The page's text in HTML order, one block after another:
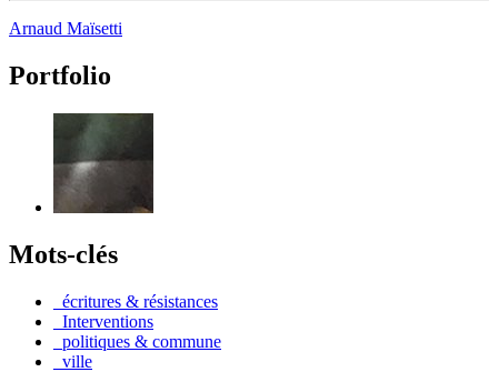
Arnaud Maïsetti
Portfolio
Mots-clés
_écritures & résistances
_Interventions
_politiques & commune
_ville